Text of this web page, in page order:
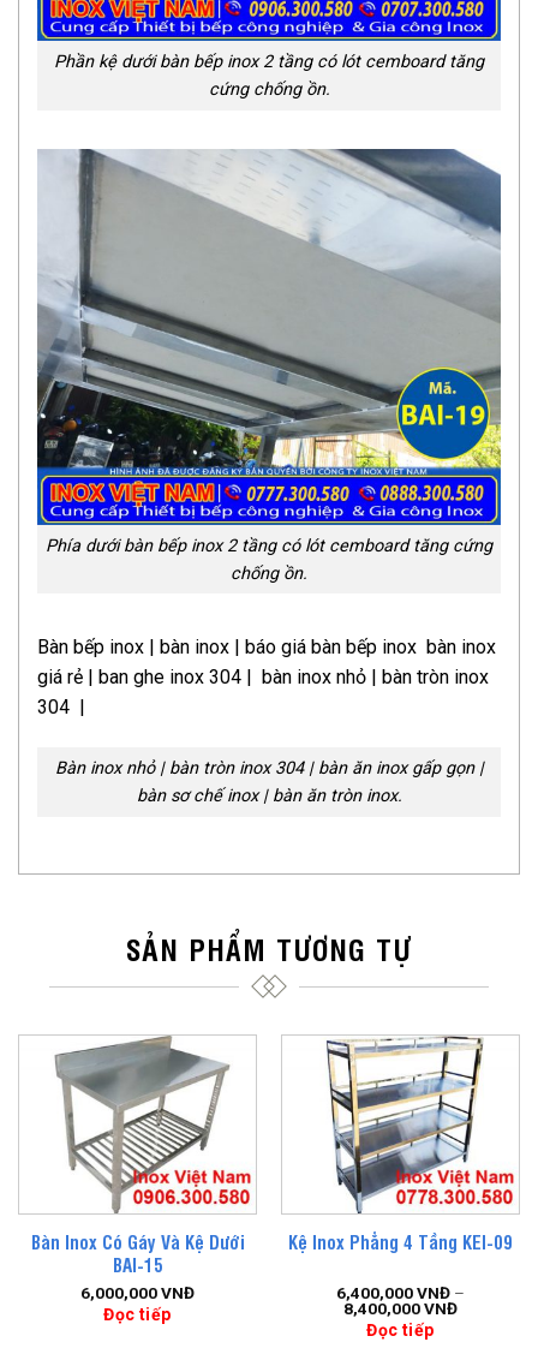
Phần kệ dưới bàn bếp inox 2 tầng có lót cemboard tăng
cứng chống ồn.
Phía dưới bàn bếp inox 2 tầng có lót cemboard tăng cứng
chống ồn.
Bàn bếp inox | bàn inox | báo giá bàn bếp inox bàn inox
giá rẻ | ban ghe inox 304 | bàn inox nhỏ | bàn tròn inox
304 |
Bàn inox nhỏ | bàn tròn inox 304 | bàn ăn inox gấp gọn |
bàn sơ chế inox | bàn ăn tròn inox.
SẢN PHẨM TƯƠNG TỰ
Bàn Inox Có Gáy Và Kệ Dưới
BAI-15
6,000,000VNĐ
Đọc tiếp
Kệ Inox Phẳng 4 Tầng KEI-09
6,400,000VNĐ –
8,400,000VNĐ
Đọc tiếp